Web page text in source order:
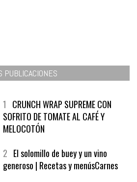
PUBLICACIONES
1 CRUNCH WRAP SUPREME CON
SOFRITO DE TOMATE AL CAFÉ Y
MELOCOTÓN
2 El solomillo de buey y un vino
generoso | Recetas y menúsCarnes